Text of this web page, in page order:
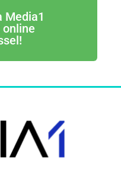
Media1